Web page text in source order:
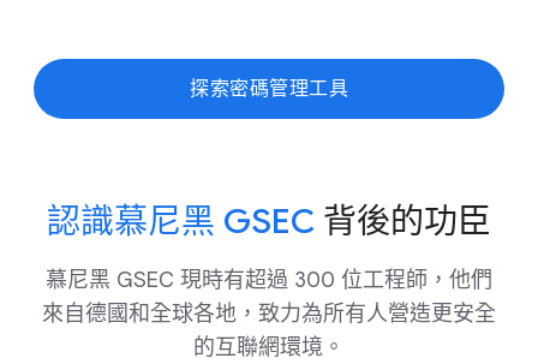
探​索​密碼​管理​工具
認識​慕尼黑 GSEC 背​後​的​功臣
慕尼黑 GSEC 現​時​有​超過 300 位​工程師，​他們​
來自​德國​和​全球​各​地，​致力​為​所有​人​營造​更​安全​
的​互聯網​環境。